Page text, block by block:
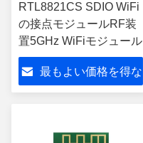
RTL8821CS SDIO WiFi
の接点モジュールRF装
置5GHz WiFiモジュール
最もよい価格を得な